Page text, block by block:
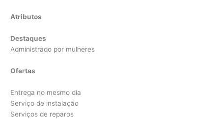
Atributos
Destaques
Administrado por mulheres
Ofertas
Entrega no mesmo dia
Serviço de instalação
Serviços de reparos